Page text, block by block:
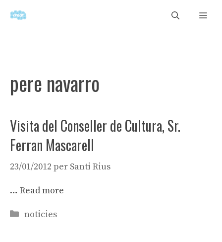
pere navarro
Visita del Conseller de Cultura, Sr.
Ferran Mascarell
23/01/2012 per Santi Rius
… Read more
Categories
noticies